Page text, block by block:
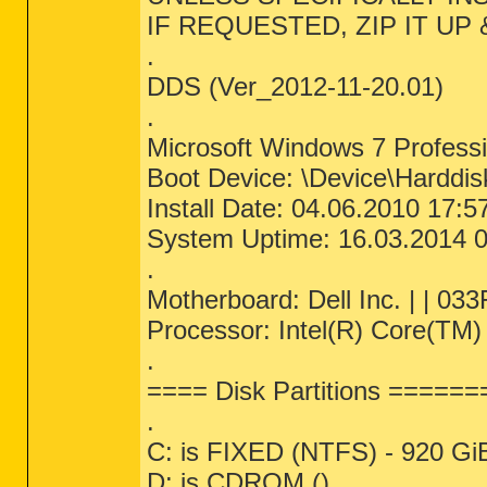
IF REQUESTED, ZIP IT UP
.
DDS (Ver_2012-11-20.01)
.
Microsoft Windows 7
Boot Device:
Install Date: 04.06.2010
System Uptime: 16.03.2014
.
Motherboard: Dell Inc. | |
Processor: Intel(R)
.
==== Disk Partitions
.
C: is FIXED (NTFS) - 920